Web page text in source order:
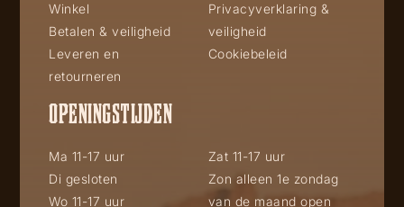
Winkel
Betalen & veiligheid
Leveren en
retourneren
Privacyverklaring &
veiligheid
Cookiebeleid
OPENINGSTIJDEN
Ma 11-17 uur
Di gesloten
Wo 11-17 uur
Zat 11-17 uur
Zon alleen 1e zondag
van de maand open